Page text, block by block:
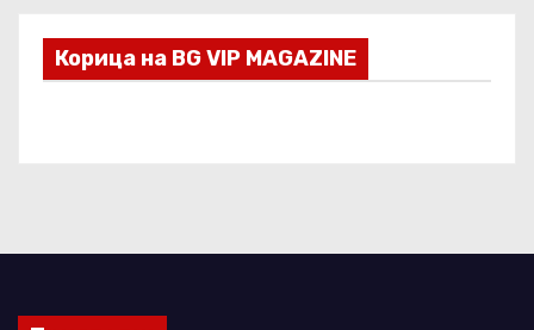
Корица на BG VIP MAGAZINE